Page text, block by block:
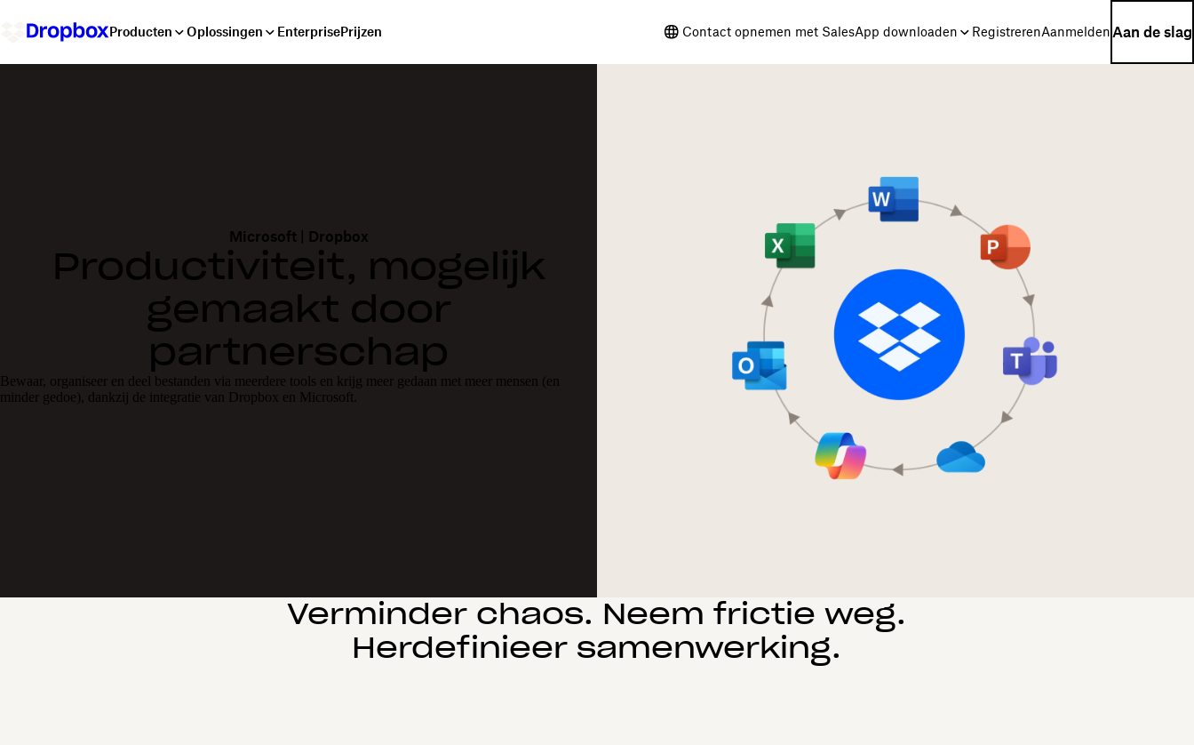
Producten Oplossingen EnterprisePrijzen Contact opnemen met SalesApp downloaden RegistrerenAanmelden Aan de slag
Microsoft | Dropbox
Productiviteit, mogelijk
gemaakt door
partnerschap
Bewaar, organiseer en deel bestanden via meerdere tools en krijg meer gedaan met meer mensen (en
minder gedoe), dankzij de integratie van Dropbox en Microsoft.
Verminder chaos. Neem frictie weg.
Herdefinieer samenwerking.